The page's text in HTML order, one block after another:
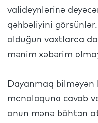
valideynlərinə
qəhbəliyini
olduğun vaxtlarda
mənim xəbərim
Dayanmaq bilməyən
monoloquna cavab
onun mənə böhtan